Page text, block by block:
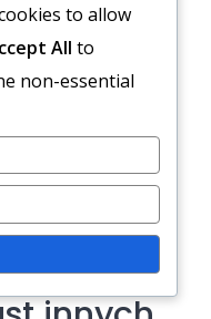
pustego
to allow
All to
non-essential